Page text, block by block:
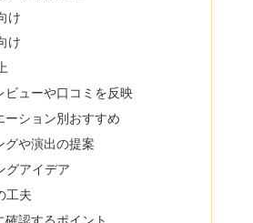
け
け
ビューや口コミを反映
ーション別おすすめ
グや演出の提案
グアイデア
工夫
確認するポイント